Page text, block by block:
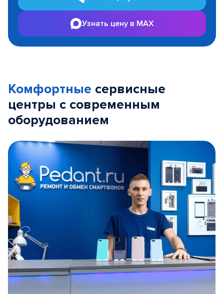
Узнать цену в MAX
Комфортные сервисные
центры с современным
оборудованием